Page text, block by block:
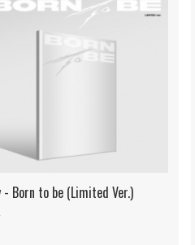
- Born to be (Limited Ver.)